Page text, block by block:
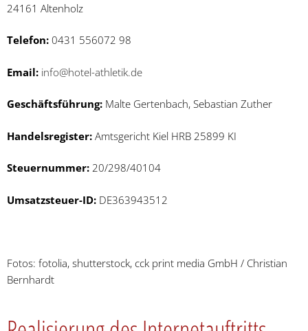
24161 Altenholz
Telefon: 0431 556072 98
Email: info@hotel-athletik.de
Geschäftsführung: Malte Gertenbach, Sebastian Zuther
Handelsregister: Amtsgericht Kiel HRB 25899 KI
Steuernummer: 20/298/40104
Umsatzsteuer-ID: DE363943512
Fotos: fotolia, shutterstock, cck print media GmbH / Christian
Bernhardt